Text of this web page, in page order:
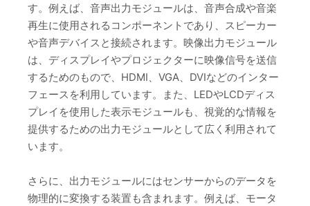
す。例えば、音声出力モジュールは、音声合成や音楽
再生に使用されるコンポーネントであり、スピーカー
や音声デバイスと接続されます。映像出力モジュール
は、ディスプレイやプロジェクターに映像信号を送信
するためのもので、HDMI、VGA、DVIなどのインター
フェースを利用しています。また、LEDやLCDディス
プレイを使用した表示モジュールも、視覚的な情報を
提供するための出力モジュールとして広く利用されて
います。
さらに、出力モジュールにはセンサーからのデータを
物理的に変換する装置も含まれます。例えば、モータ